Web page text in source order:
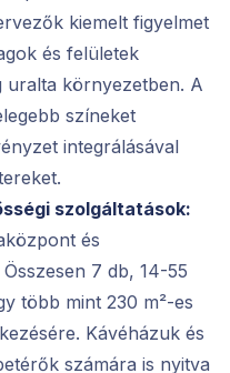
kiemelt figyelmet
és felületek
uralta környezetben. A
színeket
integrálásával
szolgáltatások:
és
7 db, 14-55
több mint 230 m²-es
Kávéházuk és
számára is nyitva